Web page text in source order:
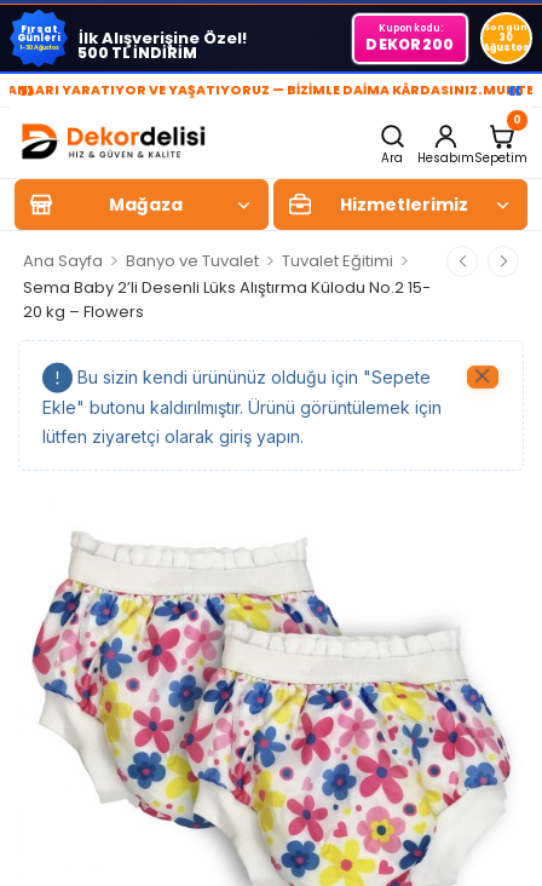
Fırsat
Günleri
1-30 Ağustos İlk Alışverişine Özel!
500 TL İNDİRİM
Kupon kodu:
DEKOR200
Son gün
30
Ağustos
» YARATIYOR VE YAŞATIYORUZ — BİZİMLE DAİMA KÂRDASINIZ. «
Ara Hesabım
0
Sepetim
Mağaza Hizmetlerimiz
Ana Sayfa > Banyo ve Tuvalet > Tuvalet Eğitimi >
Sema Baby 2’li Desenli Lüks Alıştırma Külodu No.2 15-
20 kg – Flowers
Bu sizin kendi ürününüz olduğu için "Sepete
Ekle" butonu kaldırılmıştır. Ürünü görüntülemek için
lütfen ziyaretçi olarak giriş yapın.